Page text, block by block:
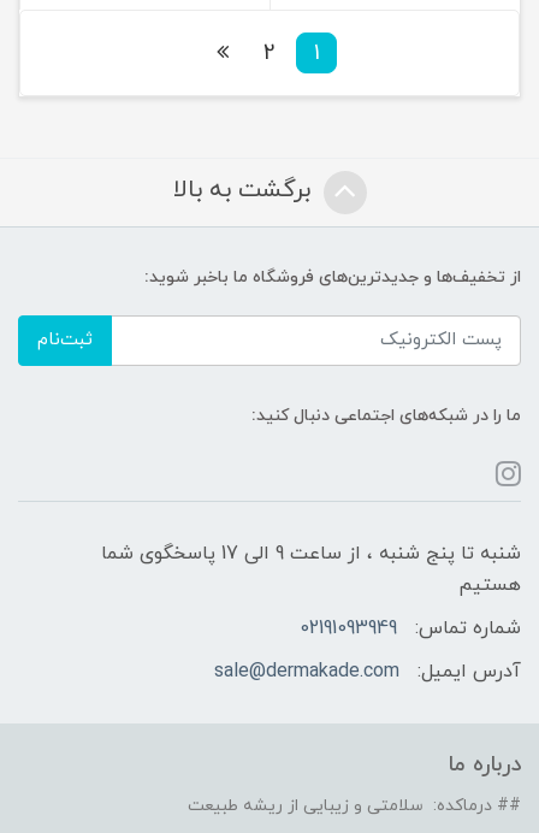
1
2
برگشت به بالا
از تخفیف‌ها و جدیدترین‌های فروشگاه ما باخبر شوید:
ثبت‌نام
ما را در شبکه‌های اجتماعی دنبال کنید:
شنبه تا پنج شنبه ، از ساعت 9 الی 17 پاسخگوی شما
هستیم
شماره تماس:
02191093949
آدرس ایمیل:
sale@dermakade.com
درباره ما
## درماکده: سلامتی و زیبایی از ریشه طبیعت